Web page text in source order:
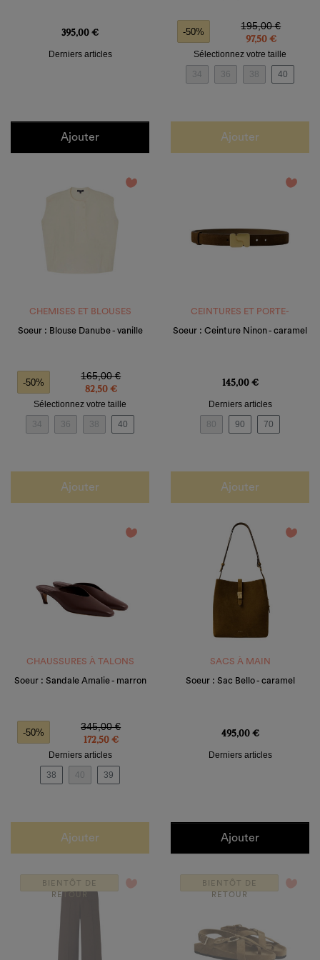
395,00 €
Derniers articles
Ajouter
Prix de base
195,00 €
-50%
Prix
97,50 €
Sélectionnez votre taille
34
36 38 40
Ajouter
favorite_border
CHEMISES ET BLOUSES
Soeur : Blouse Danube - vanille
Prix de base
165,00 €
-50%
Prix
82,50 €
Sélectionnez votre taille
34
36 38 40
Ajouter
favorite_border
CEINTURES ET PORTE-
MONNAIE
Soeur : Ceinture Ninon - caramel
145,00 €
Derniers articles
80
90 70
Ajouter
favorite_border
CHAUSSURES À TALONS
Soeur : Sandale Amalie - marron
Prix de base
345,00 €
-50%
Prix
172,50 €
Derniers articles
38
40 39
Ajouter
favorite_border
SACS À MAIN
Soeur : Sac Bello - caramel
495,00 €
Derniers articles
Ajouter
BIENTÔT DE
RETOUR
favorite_border
BIENTÔT DE
RETOUR
favorite_border